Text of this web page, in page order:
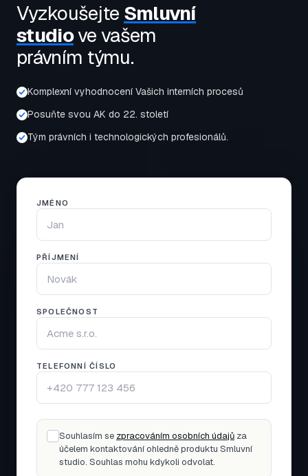
Vyzkoušejte Smluvní
studiove vašem
právním týmu.
Komplexní vyhodnocení Vašich interních procesů
Posuňte svou AK do 22. století
Tým právních i technologických profesionálů.
JMÉNO
PŘÍJMENÍ
SPOLEČNOST
TELEFONNÍ ČÍSLO
Souhlasím se zpracováním osobních údajů za
účelem kontaktování ohledně produktu Smluvní
studio. Souhlas mohu kdykoli odvolat.